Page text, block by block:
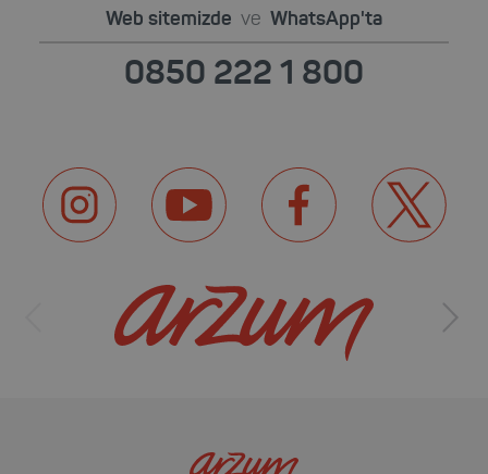
Web sitemizde ve WhatsApp'ta
0850 222 1 800